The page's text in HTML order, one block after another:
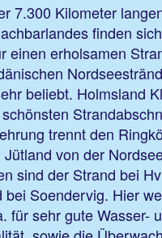
7.300 Kilometer
finden
einen erholsamen
beliebt. Holmsland
trennt den
von der
sind der Strand bei
bei Soendervig. Hier
für sehr gute Wasser-